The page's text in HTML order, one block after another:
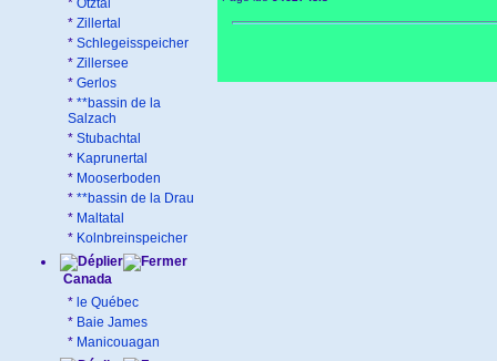
* Ötztal
* Zillertal
* Schlegeisspeicher
* Zillersee
* Gerlos
* **bassin de la
Salzach
* Stubachtal
* Kaprunertal
* Mooserboden
* **bassin de la Drau
* Maltatal
* Kolnbreinspeicher
Canada
* le Québec
* Baie James
* Manicouagan